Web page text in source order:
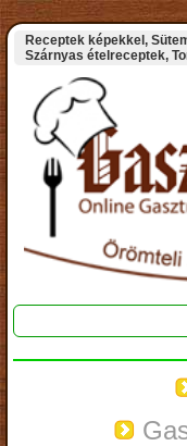
Receptek képekkel,
Szárnyas ételreceptek,